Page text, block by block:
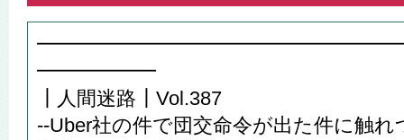
━━━━━━
┃人間迷路┃Vol.387
--Uber社の件で団交命令が出た件に触